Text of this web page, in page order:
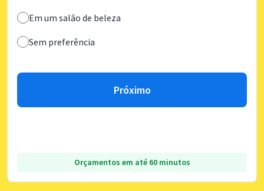
Em um salão de beleza
Sem preferência
Próximo
Orçamentos em até 60 minutos